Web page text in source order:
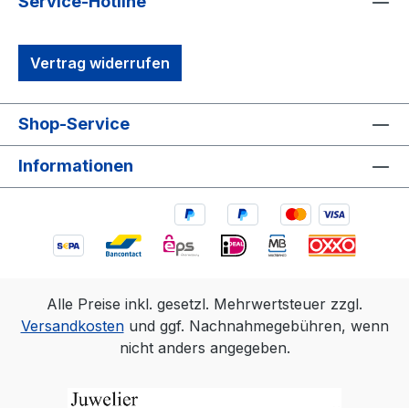
Vertrag widerrufen
Shop-Service
Informationen
Alle Preise inkl. gesetzl. Mehrwertsteuer zzgl.
Versandkostenund ggf. Nachnahmegebühren, wenn
nicht anders angegeben.